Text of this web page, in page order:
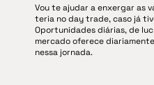
Vou te ajudar a enxergar as
teria no day trade, caso já
Oportunidades diárias, de
mercado oferece
nessa jornada.